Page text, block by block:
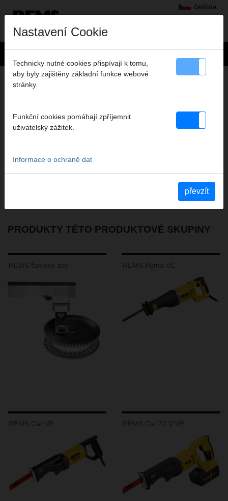
čeština
ŘEZÁNÍ
YouTube REMS Puma VE
PRODUKTY TÉTO PRODUKTOVÉ SKUPINY
REMS šavlové pily REMS Puma VE
REMS Cat VE REMS Cat 22 V VE
Nastavení Cookie
Technicky nutné cookies přispívají k tomu,
aby byly zajištěny základní funkce webové
stránky.
Funkční cookies pomáhají zpříjemnit
uživatelský zážitek.
Informace o ochraně dat
převzít